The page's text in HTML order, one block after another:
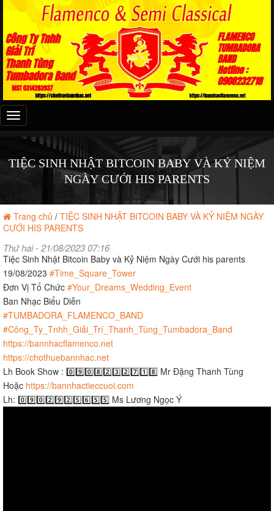
Đây
là
menu
TIỆC SINH NHẬT BITCOIN BABY VÀ KỶ NIỆM
NGÀY CƯỚI HIS PARENTS
Trang chủ / TIỆC SINH NHẬT BITCOIN BABY VÀ KỶ NIỆM NGÀY
CƯỚI HIS PARENTS
Thứ hai - 21/08/2023 07:16
Tiệc Sinh Nhật Bitcoin Baby và Kỷ Niệm Ngày Cưới his parents
19/08/2023 #Time_Square_Tower
Đơn Vị Tổ Chức #Your_Dreams_Wedding_Event
Ban Nhạc Biểu Diễn
#TUMBADORA_FLAMENCO_BAND
#Công_Ty_Tnhh_Giải_Trí_Thanh_Tùng_Tumbadora_Band
https://bannhacflamenco.net
https://chothuebannhac.net
Lh Book Show : 0️⃣9️⃣0️⃣8️⃣2️⃣3️⃣2️⃣7️⃣1️⃣8️⃣ Mr Đặng Thanh Tùng
Hoặc https://bannhactieccuoi.com​​​
Lh: 0️⃣9️⃣0️⃣2️⃣9️⃣2️⃣5️⃣6️⃣5️⃣5️⃣ Ms Lương Ngọc Ý